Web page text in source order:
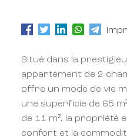
Situé dans la
appartement de 2
offre un mode de vie
une superficie de 65
de 11 m², la propriété
confort et la